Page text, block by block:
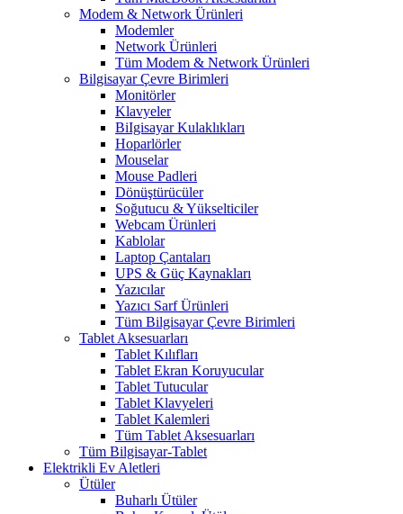
Modem & Network Ürünleri
Modemler
Network Ürünleri
Tüm Modem & Network Ürünleri
Bilgisayar Çevre Birimleri
Monitörler
Klavyeler
BiIgisayar Kulaklıkları
Hoparlörler
Mouselar
Mouse Padleri
Dönüştürücüler
Soğutucu & Yükselticiler
Webcam Ürünleri
Kablolar
Laptop Çantaları
UPS & Güç Kaynakları
Yazıcılar
Yazıcı Sarf Ürünleri
Tüm Bilgisayar Çevre Birimleri
Tablet Aksesuarları
Tablet Kılıfları
Tablet Ekran Koruyucular
Tablet Tutucular
Tablet Klavyeleri
Tablet Kalemleri
Tüm Tablet Aksesuarları
Tüm Bilgisayar-Tablet
Elektrikli Ev Aletleri
Ütüler
Buharlı Ütüler